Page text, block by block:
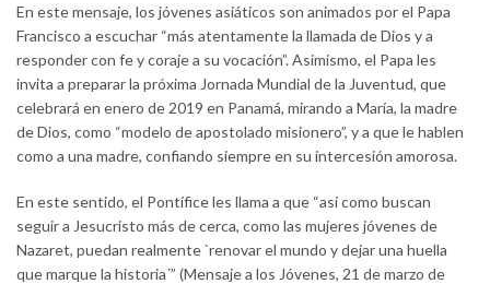
En este mensaje, los jóvenes asiáticos son animados por el Papa
Francisco a escuchar “más atentamente la llamada de Dios y a
responder con fe y coraje a su vocación”. Asimismo, el Papa les
invita a preparar la próxima Jornada Mundial de la Juventud, que
celebrará en enero de 2019 en Panamá, mirando a María, la madre
de Dios, como “modelo de apostolado misionero”, y a que le hablen
como a una madre, confiando siempre en su intercesión amorosa.
En este sentido, el Pontífice les llama a que “así como buscan
seguir a Jesucristo más de cerca, como las mujeres jóvenes de
Nazaret, puedan realmente `renovar el mundo y dejar una huella
que marque la historia´” (Mensaje a los Jóvenes, 21 de marzo de